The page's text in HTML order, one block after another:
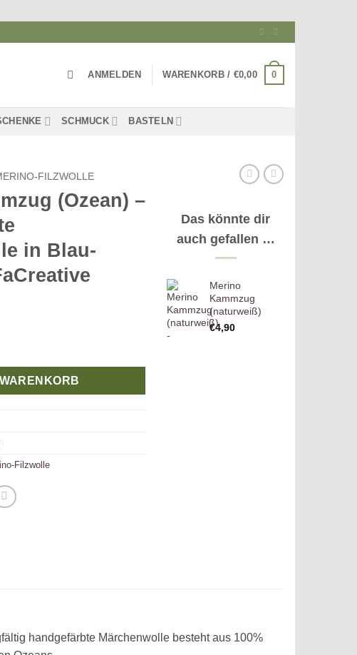
ANMELDEN WARENKORB / €0,00 0
SCHMUCK BASTELN
FILZWOLLE
(Ozean) –
in Blau-
– Handgefärbte Märchenwolle in Blau-Türkis | AnFaCreative Menge
Filzwolle
Das könnte dir
auch gefallen …
Merino
Kammzug
(naturweiß)
€4,90
handgefärbte Märchenwolle besteht aus 100%